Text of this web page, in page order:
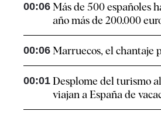
00:06 Más de 500 españoles
año más de 200.000
00:06 Marruecos, el chantaje
00:01 Desplome del turismo
viajan a España de